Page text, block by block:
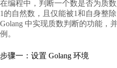
在编程中，判断一个数是否为质
1的自然数，且仅能被1和自身整
Golang 中实现质数判断的功能，
例。
步骤一：设置 Golang 环境